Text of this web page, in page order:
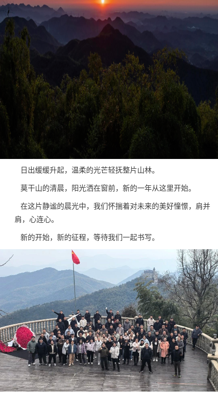
日出缓缓升起，温柔的光芒轻抚整片山林。
莫干山的清晨，阳光洒在窗前，新的一年从这里开始。
在这片静谧的晨光中，我们怀揣着对未来的美好憧憬，肩并
肩，心连心。
新的开始，新的征程，等待我们一起书写。